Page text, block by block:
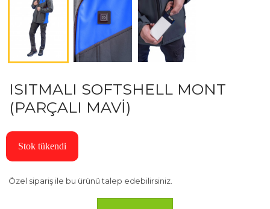
ISITMALI SOFTSHELL MONT
(PARÇALI MAVİ)
Stok tükendi
Özel sipariş ile bu ürünü talep edebilirsiniz.